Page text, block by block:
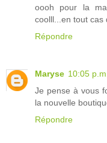
oooh pour la
coolll...en tout cas
Répondre
Maryse 10:05 p.m.
Je pense à vous
la nouvelle
Répondre